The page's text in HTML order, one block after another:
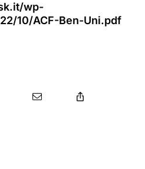
wp-
10/ACF-Ben-Uni.pdf